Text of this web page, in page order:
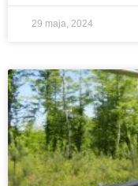
29 maja, 2024